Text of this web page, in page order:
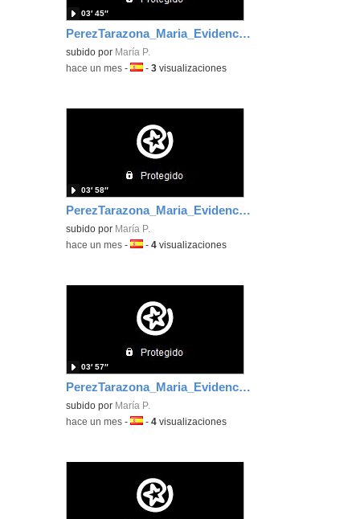
PerezTarazona_Maria_EvidenciaArea_4
subido por María P.
03′ 45″
-hace un mes -Idioma:
-3 visualizaciones
PerezTarazona_Maria_EvidenciaArea_2
subido por María P.
03′ 58″
-hace un mes -Idioma:
-4 visualizaciones
PerezTarazona_Maria_EvidenciaArea_1
subido por María P.
03′ 57″
-hace un mes -Idioma:
-4 visualizaciones